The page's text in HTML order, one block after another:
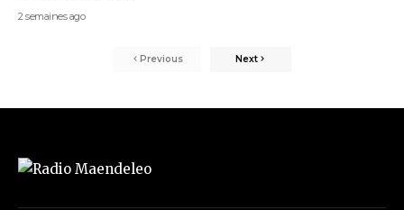
2 semaines ago
Previous Next